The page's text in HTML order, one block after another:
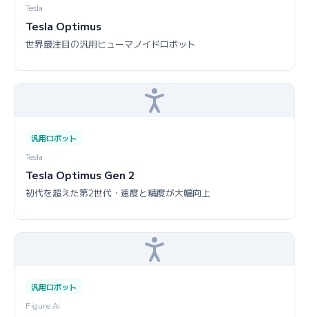
Tesla
Tesla Optimus
世界最注目の汎用ヒューマノイドロボット
汎用ロボット
Tesla
Tesla Optimus Gen 2
初代を超えた第2世代・速度と精度が大幅向上
汎用ロボット
Figure AI